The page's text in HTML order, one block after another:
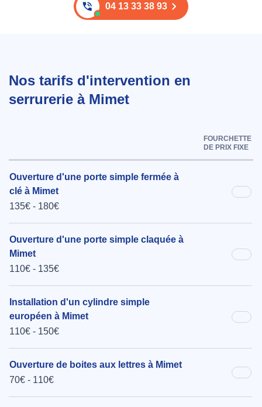
04 13 33 38 93
Nos tarifs d'intervention en
serrurerie à Mimet
FOURCHETTE
DE PRIX FIXE
Ouverture d'une porte simple fermée à
clé à Mimet
135€ - 180€
Ouverture d'une porte simple claquée à
Mimet
110€ - 135€
Installation d'un cylindre simple
européen à Mimet
110€ - 150€
Ouverture de boites aux lettres à Mimet
70€ - 110€